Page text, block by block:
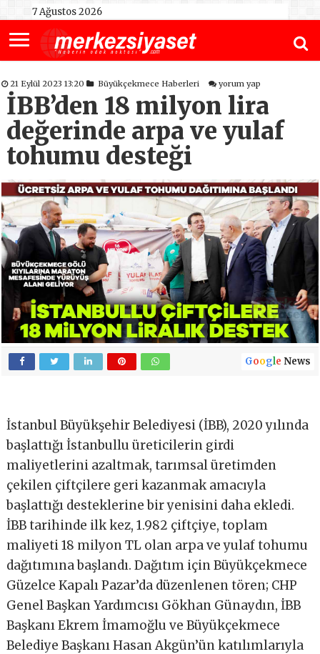
7 Ağustos 2026
21 Eylül 2023 13:20 Büyükçekmece Haberleri yorum yap
İBB’den 18 milyon lira
değerinde arpa ve yulaf
tohumu desteği
Google News
İstanbul Büyükşehir Belediyesi (İBB), 2020 yılında
başlattığı İstanbullu üreticilerin girdi
maliyetlerini azaltmak, tarımsal üretimden
çekilen çiftçilere geri kazanmak amacıyla
başlattığı desteklerine bir yenisini daha ekledi.
İBB tarihinde ilk kez, 1.982 çiftçiye, toplam
maliyeti 18 milyon TL olan arpa ve yulaf tohumu
dağıtımına başlandı. Dağıtım için Büyükçekmece
Güzelce Kapalı Pazar’da düzenlenen tören; CHP
Genel Başkan Yardımcısı Gökhan Günaydın, İBB
Başkanı Ekrem İmamoğlu ve Büyükçekmece
Belediye Başkanı Hasan Akgün’ün katılımlarıyla